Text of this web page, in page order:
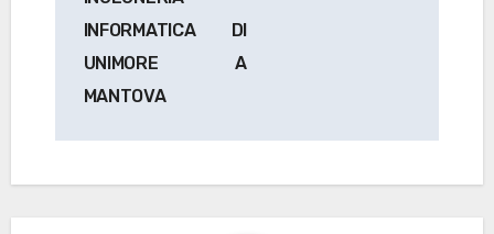
INFORMATICA DI
UNIMORE A
MANTOVA